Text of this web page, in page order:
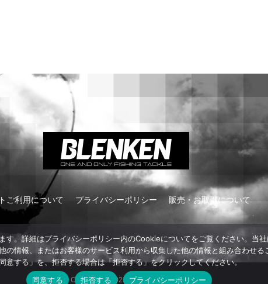
ご利用について プライバシーポリシー 販売・お取引について
Copyright © 2022 BLENKEN
。詳細はプライバシーポリシー内のCookieについてをご覧ください。当
情報、またはお客様のサービス利用から収集した他の情報と組み合わせ
同意する」を、拒否する場合は「拒否する」をクリックしてください。
同意する
拒否する プライバシーポリシー